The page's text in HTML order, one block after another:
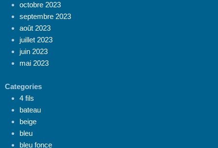
octobre 2023
septembre 2023
août 2023
juillet 2023
juin 2023
mai 2023
Categories
4 fils
bateau
beige
bleu
bleu fonce